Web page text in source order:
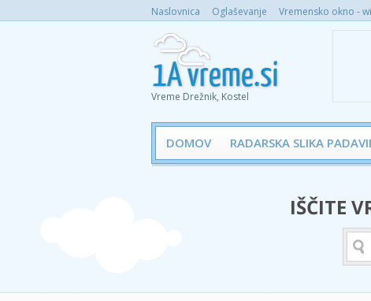
Naslovnica Oglaševanje Vremensko okno -
Vreme Drežnik, Kostel
DOMOV RADARSKA SLIKA
IŠČITE